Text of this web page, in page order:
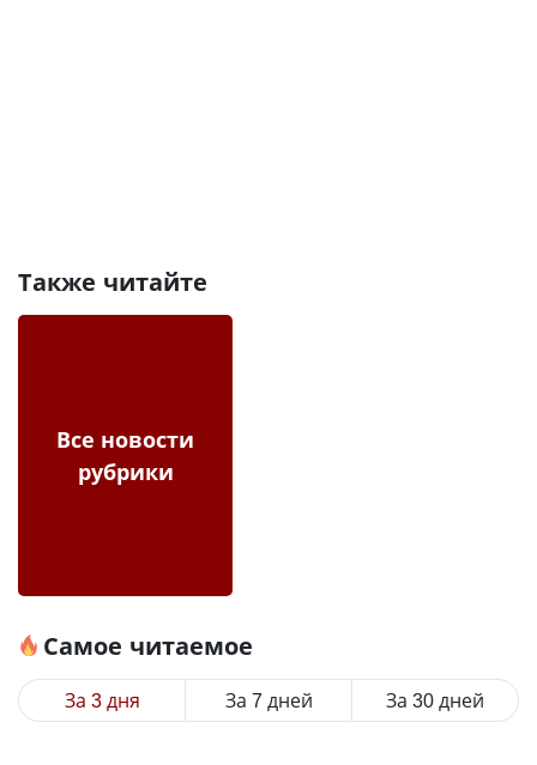
Также читайте
Все новости
рубрики
Самое читаемое
За 3 дня За 7 дней За 30 дней